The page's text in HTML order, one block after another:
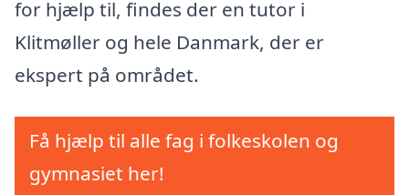
for hjælp til, findes der en tutor i
Klitmøller og hele Danmark, der er
ekspert på området.
Få hjælp til alle fag i folkeskolen og
gymnasiet her!